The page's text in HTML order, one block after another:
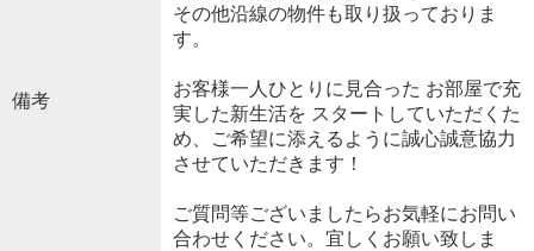
備考
その他沿線の物件も取り扱っておりま
す。
お客様一人ひとりに見合った お部屋で充
実した新生活を スタートしていただくた
め、ご希望に添えるように誠心誠意協力
させていただきます！
ご質問等ございましたらお気軽にお問い
合わせください。宜しくお願い致しま